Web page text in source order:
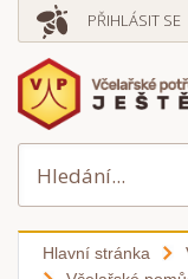
PŘIHLÁSIT SE
Hlavní stránka